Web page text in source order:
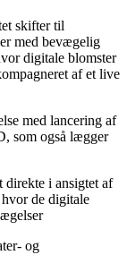
skifter til
med bevægelig
digitale blomster
af et live
med lancering af
som også lægger
direkte i ansigtet af
de digitale
og